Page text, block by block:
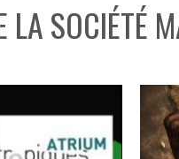
SOCIÉTÉ